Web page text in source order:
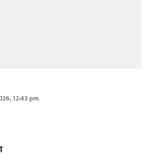
12:43 pm